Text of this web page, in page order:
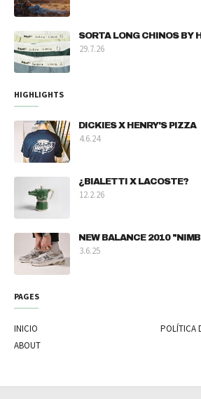
SORTA LONG CHINOS BY
29.7.26
HIGHLIGHTS
DICKIES X HENRY'S PIZZA
4.6.24
¿BIALETTI X LACOSTE?
12.2.26
NEW BALANCE 2010
3.6.25
PAGES
INICIO
POLÍTICA
ABOUT